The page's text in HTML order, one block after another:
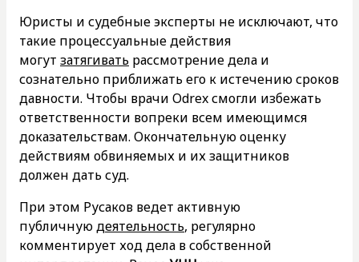
Юристы и судебные эксперты не исключают, что
такие процессуальные действия
могут затягивать рассмотрение дела и
сознательно приближать его к истечению сроков
давности. Чтобы врачи Odrex смогли избежать
ответственности вопреки всем имеющимся
доказательствам. Окончательную оценку
действиям обвиняемых и их защитников
должен дать суд.
При этом Русаков ведет активную
публичнуюдеятельность, регулярно
комментирует ход дела в собственной